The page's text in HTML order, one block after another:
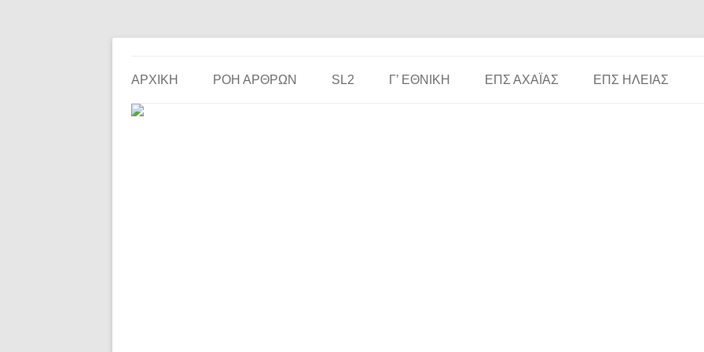
ΑΡΧΙΚΗ ΡΟΗ ΑΡΘΡΩΝ SL2 Γ’ ΕΘΝΙΚΉ ΕΠΣ ΑΧΑΪ́ΑΣ ΕΠΣ ΗΛΕΊΑΣ